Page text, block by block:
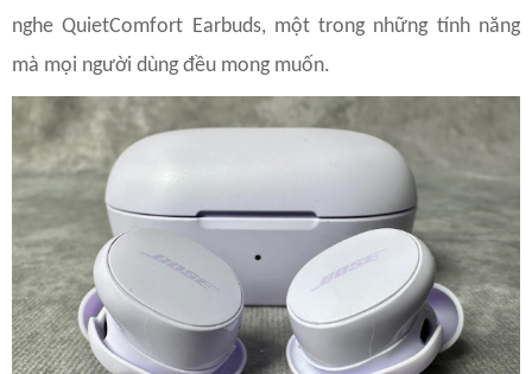
nghe QuietComfort Earbuds, một trong những tính năng
mà mọi người dùng đều mong muốn.